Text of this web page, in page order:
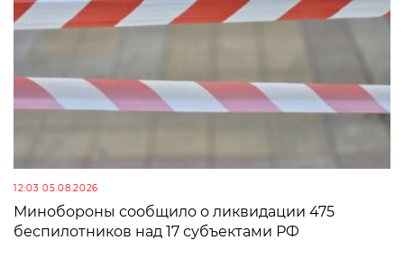
12:03 05.08.2026
Минобороны сообщило о ликвидации 475
беспилотников над 17 субъектами РФ